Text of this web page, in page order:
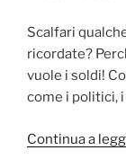
Scalfari
ricordate?
vuole i soldi!
come i politici, i
Continua a